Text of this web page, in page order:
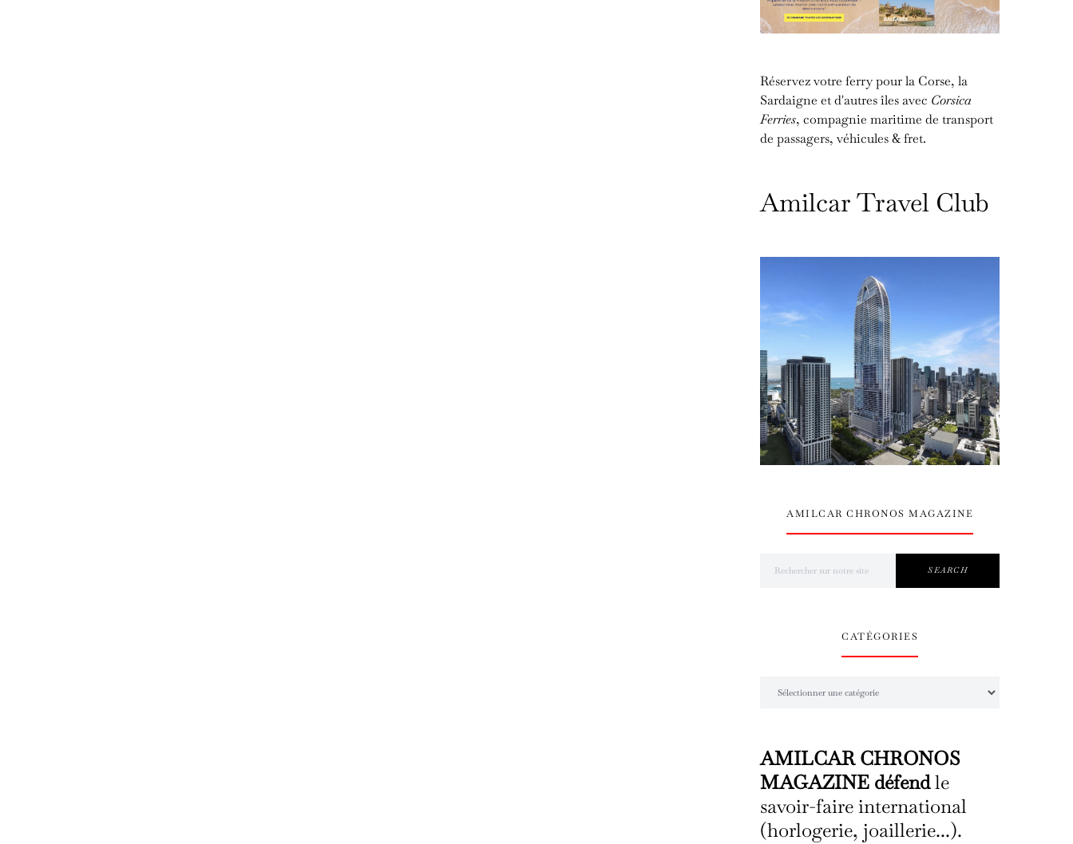
Réservez votre ferry pour la Corse, la
Sardaigne et d'autres îles avec Corsica
Ferries, compagnie maritime de transport
de passagers, véhicules & fret.
Amilcar Travel Club
AMILCAR CHRONOS MAGAZINE
SEARCH
CATÉGORIES
AMILCAR CHRONOS
MAGAZINE défendle
savoir-faire international
(horlogerie, joaillerie...).